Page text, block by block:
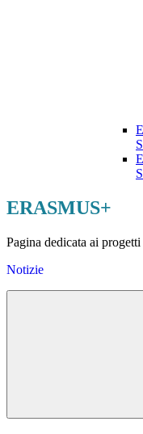
ERASMUS+
Pagina dedicata ai
Notizie